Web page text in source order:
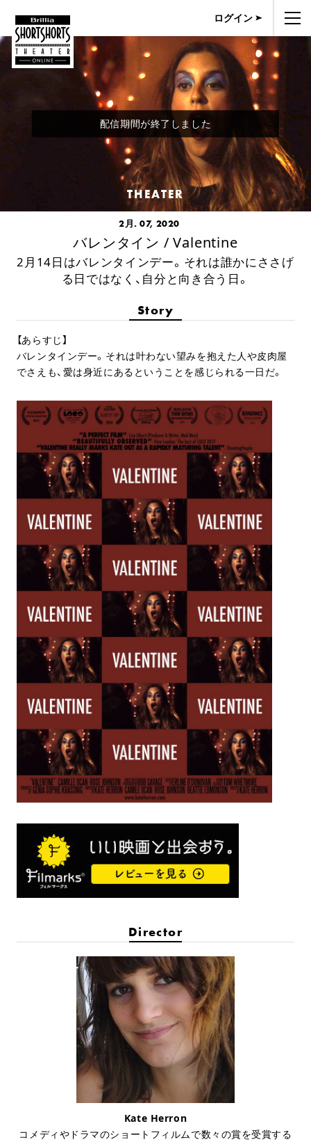
ログイン
配信期間が終了しました
THEATER
2月. 07, 2020
バレンタイン / Valentine
2月14日はバレンタインデー。それは誰かにささげ
る日ではなく、自分と向き合う日。
Story
【あらすじ】
バレンタインデー。それは叶わない望みを抱えた人や皮肉屋
でさえも、愛は身近にあるということを感じられる一日だ。
Director
Kate Herron
コメディやドラマのショートフィルムで数々の賞を受賞する